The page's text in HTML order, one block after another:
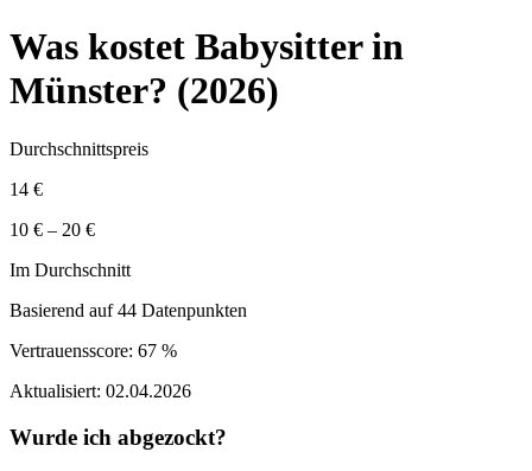
Was kostet Babysitterin
Münster? (2026)
Durchschnittspreis
14 €
10 € – 20 €
Im Durchschnitt
Basierend auf44 Datenpunkten
Vertrauensscore: 67 %
Aktualisiert: 02.04.2026
Wurde ich abgezockt?